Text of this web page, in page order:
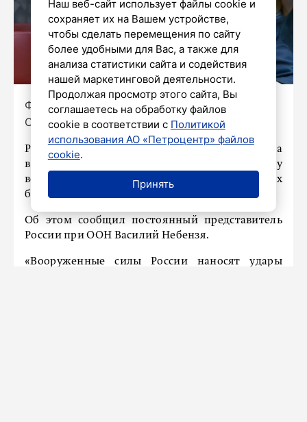
Фото: снимок экрана / трансляция на сайте
ООН
Российская армия за последнее время поразила
в Киеве десять предприятий по производству
военной продукции, в том числе ударных
беспилотников.
Об этом сообщил постоянный представитель
России при ООН Василий Небензя.
«Вооруженные силы России наносят удары
Наш веб-сайт использует файлы cookie и
сохраняет их на Вашем устройстве,
чтобы сделать перемещения по сайту
более удобными для Вас, а также для
анализа статистики сайта и содействия
нашей маркетинговой деятельности.
Продолжая просмотр этого сайта, Вы
соглашаетесь на обработку файлов
cookie в соответствии с Политикой
использования АО «Петроцентр» файлов
cookie.
Принять